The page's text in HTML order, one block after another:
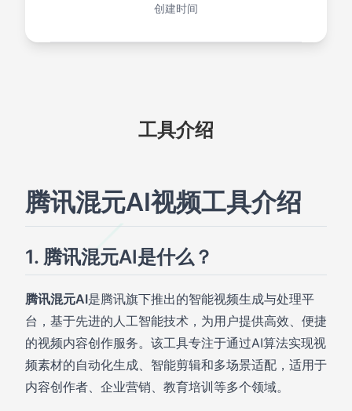
创建时间
工具介绍
腾讯混元AI视频工具介绍
1. 腾讯混元AI是什么？
腾讯混元AI是腾讯旗下推出的智能视频生成与处理平
台，基于先进的人工智能技术，为用户提供高效、便捷
的视频内容创作服务。该工具专注于通过AI算法实现视
频素材的自动化生成、智能剪辑和多场景适配，适用于
内容创作者、企业营销、教育培训等多个领域。